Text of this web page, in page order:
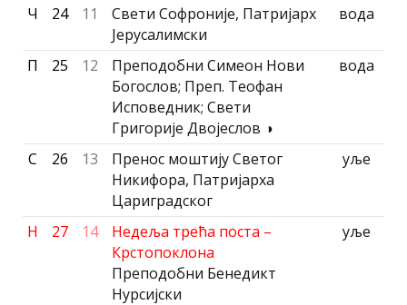
Ч 24 11
Свети Софроније, Патриjарх
Јерусалимски
вода
П 25 12
Преподобни Симеон Нови
Богослов; Преп. Теофан
Исповедник; Свети
Григорије Двојеслов ◑
вода
С 26 13
Пренос моштију Светог
Никифора, Патриjарха
Цариградског
уље
Н 27 14
Недеља трећа поста –
Крстопоклона
Преподобни Бенедикт
Нурсијски
уље